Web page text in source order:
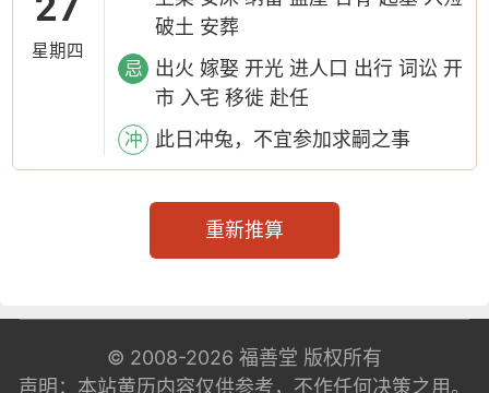
星期四
破土 安葬
忌
出火 嫁娶 开光 进人口 出行 词讼 开
市 入宅 移徙 赴任
冲 此日冲兔，不宜参加求嗣之事
重新推算
© 2008-2026 福善堂 版权所有
声明：本站黄历内容仅供参考，不作任何决策之用。